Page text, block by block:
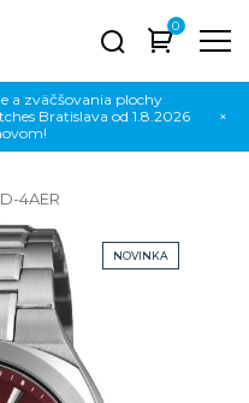
0
a zväčšovania plochy
Bratislava od 1.8.2026
×
4AER
NOVINKA